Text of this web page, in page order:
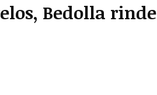
Bedolla rinde